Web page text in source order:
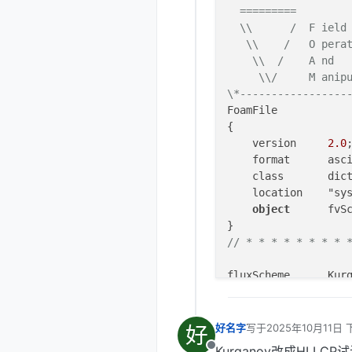
=========
\\      /  F ield
\\    /   O
\\  /    A nd
\\/     M
FoamFile
{
    version
2.0;
format
class
location
object
// * * * * * * * *
fluxScheme
{
好 好名字写于2025年10月11日
最后由 编辑